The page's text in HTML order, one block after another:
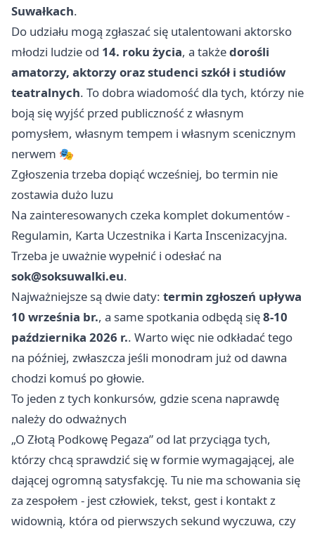
Suwałkach.
Do udziału mogą zgłaszać się utalentowani aktorsko
młodzi ludzie od 14. roku życia, a takżedorośli
amatorzy, aktorzy oraz studenci szkół i studiów
teatralnych. To dobra wiadomość dla tych, którzy nie
boją się wyjść przed publiczność z własnym
pomysłem, własnym tempem i własnym scenicznym
nerwem 🎭
Zgłoszenia trzeba dopiąć wcześniej, bo termin nie
zostawia dużo luzu
Na zainteresowanych czeka komplet dokumentów -
Regulamin, Karta Uczestnika i Karta Inscenizacyjna.
Trzeba je uważnie wypełnić i odesłać na
sok@soksuwalki.eu.
Najważniejsze są dwie daty: termin zgłoszeń upływa
10 września br., a same spotkania odbędą się8-10
października 2026 r.. Warto więc nie odkładać tego
na później, zwłaszcza jeśli monodram już od dawna
chodzi komuś po głowie.
To jeden z tych konkursów, gdzie scena naprawdę
należy do odważnych
„O Złotą Podkowę Pegaza” od lat przyciąga tych,
którzy chcą sprawdzić się w formie wymagającej, ale
dającej ogromną satysfakcję. Tu nie ma schowania się
za zespołem - jest człowiek, tekst, gest i kontakt z
widownią, która od pierwszych sekund wyczuwa, czy